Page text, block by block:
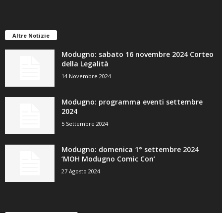
Altre Notizie
Modugno: sabato 16 novembre 2024 Corteo
della Legalità
14 Novembre 2024
Modugno: programma eventi settembre
2024
5 Settembre 2024
Modugno: domenica 1° settembre 2024
‘MOH Modugno Comic Con’
27 Agosto 2024